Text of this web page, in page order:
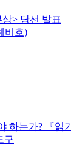
> 당선 발표
비호)
하는가? 『읽
구